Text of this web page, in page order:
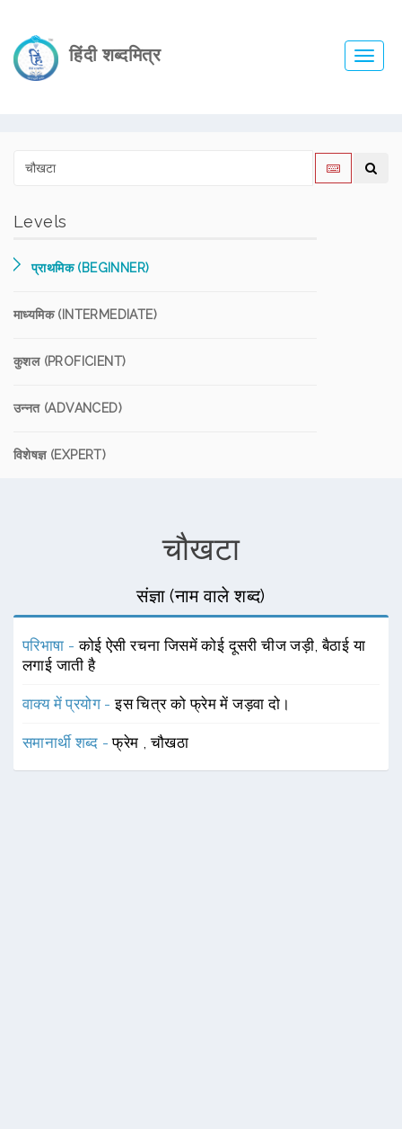
हिंदी शब्दमित्र
Levels
प्राथमिक (BEGINNER)
माध्यमिक (INTERMEDIATE)
कुशल (PROFICIENT)
उन्नत (ADVANCED)
विशेषज्ञ (EXPERT)
चौखटा
संज्ञा (नाम वाले शब्द)
परिभाषा -कोई ऐसी रचना जिसमें कोई दूसरी चीज जड़ी, बैठाई या
लगाई जाती है
वाक्य में प्रयोग -इस चित्र को फ्रेम में जड़वा दो।
समानार्थी शब्द -फ्रेम ,चौखठा